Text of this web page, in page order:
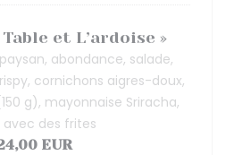
et L’ardoise »
abondance, salade,
cornichons aigres-doux,
g), mayonnaise Sriracha,
avec des frites
EUR